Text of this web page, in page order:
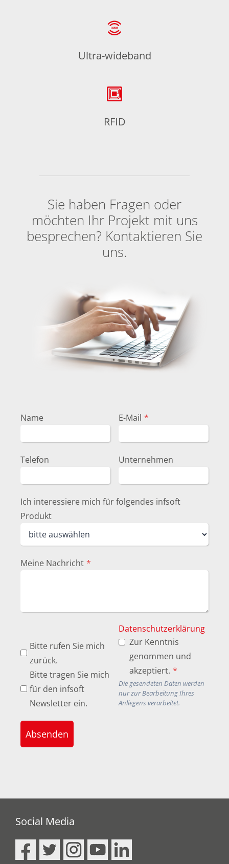
Ultra-wideband
RFID
Sie haben Fragen oder
möchten Ihr Projekt mit uns
besprechen? Kontaktieren Sie
uns.
Name E-Mail *
Telefon Unternehmen
Ich interessiere mich für folgendes infsoft
Produkt
Meine Nachricht *
Bitte rufen Sie mich
zurück.
Bitte tragen Sie mich
für den infsoft
Newsletter ein.
Datenschutzerklärung
Zur Kenntnis
genommen und
akzeptiert. *
Die gesendeten Daten werden
nur zur Bearbeitung Ihres
Anliegens verarbeitet.
Absenden
Social Media